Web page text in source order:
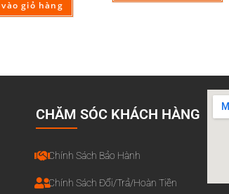
giỏ hàng
CHĂM SÓC KHÁCH HÀNG
Chính Sách Bảo Hành
Chính Sách Đổi/Trả/Hoàn Tiền